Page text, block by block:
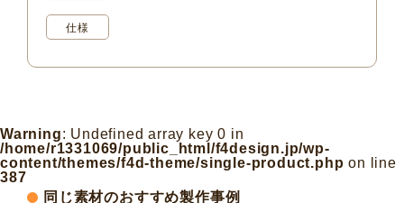
仕様
Warning: Undefined array key 0 in
/home/r1331069/public_html/f4design.jp/wp-
content/themes/f4d-theme/single-product.php on line
387
同じ素材のおすすめ製作事例